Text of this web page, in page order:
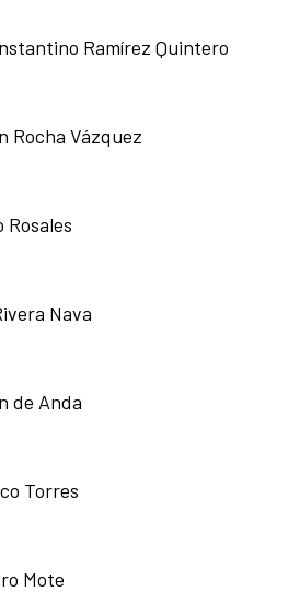
Ramírez Quintero
Rocha Vázquez
Nava
de Anda
Torres
Mote